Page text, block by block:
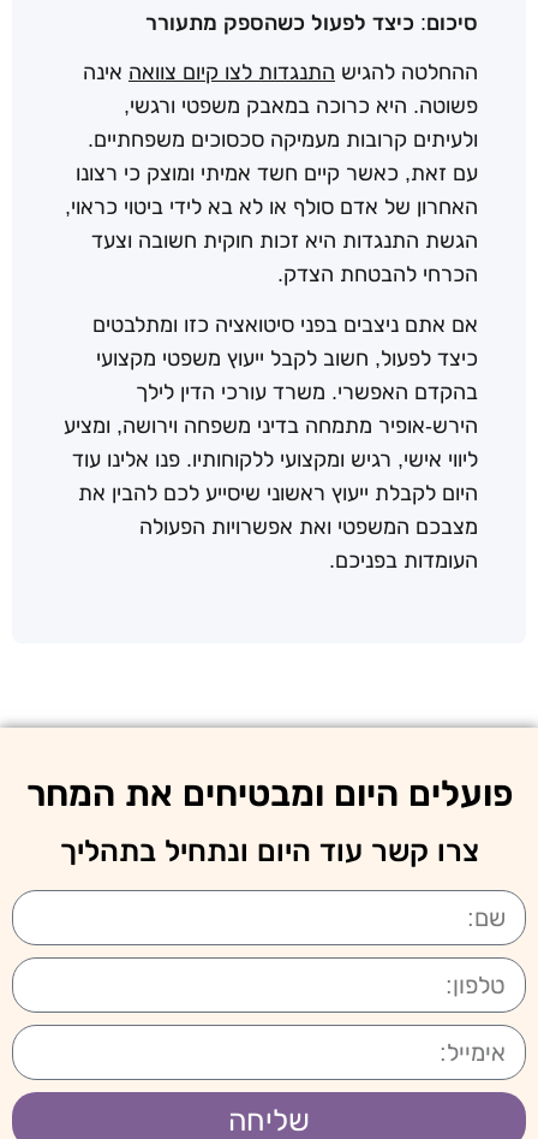
סיכום: כיצד לפעול כשהספק מתעורר
ההחלטה להגיש התנגדות לצו קיום צוואה אינה
פשוטה. היא כרוכה במאבק משפטי ורגשי,
ולעיתים קרובות מעמיקה סכסוכים משפחתיים.
עם זאת, כאשר קיים חשד אמיתי ומוצק כי רצונו
האחרון של אדם סולף או לא בא לידי ביטוי כראוי,
הגשת התנגדות היא זכות חוקית חשובה וצעד
הכרחי להבטחת הצדק.
אם אתם ניצבים בפני סיטואציה כזו ומתלבטים
כיצד לפעול, חשוב לקבל ייעוץ משפטי מקצועי
בהקדם האפשרי. משרד עורכי הדין לילך
הירש-אופיר מתמחה בדיני משפחה וירושה, ומציע
ליווי אישי, רגיש ומקצועי ללקוחותיו. פנו אלינו עוד
היום לקבלת ייעוץ ראשוני שיסייע לכם להבין את
מצבכם המשפטי ואת אפשרויות הפעולה
העומדות בפניכם.
פועלים היום ומבטיחים את המחר
צרו קשר עוד היום ונתחיל בתהליך
שליחה